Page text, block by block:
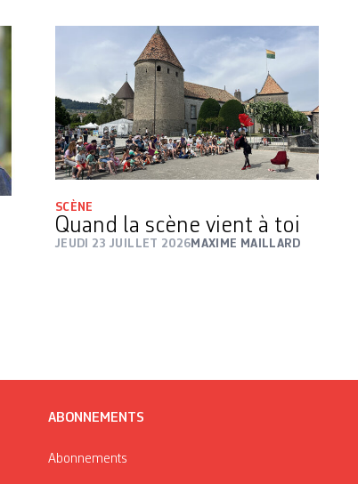
SCÈNE
Quand la scène vient à toi
JEUDI 23 JUILLET 2026 MAXIME MAILLARD
ABONNEMENTS
Abonnements